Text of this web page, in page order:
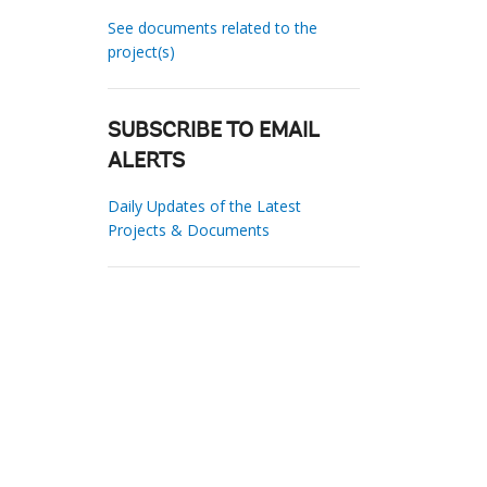
See documents related to the
project(s)
SUBSCRIBE TO EMAIL
ALERTS
Daily Updates of the Latest
Projects & Documents